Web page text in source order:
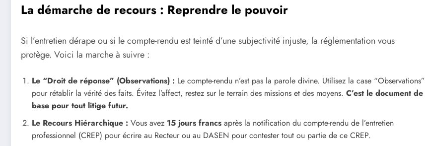
La démarche de recours : Reprendre le pouvoir
Si l’entretien dérape ou si le compte-rendu est teinté d’une subjectivité injuste, la réglementation vous
protège. Voici la marche à suivre :
Le “Droit de réponse” (Observations) : Le compte-rendu n’est pas la parole divine. Utilisez la case “Observations”
pour rétablir la vérité des faits. Évitez l’affect, restez sur le terrain des missions et des moyens. C’est le document de
base pour tout litige futur.
Le Recours Hiérarchique : Vous avez 15 jours francs après la notification du compte-rendu de l’entretien
professionnel (CREP) pour écrire au Recteur ou au DASEN pour contester tout ou partie de ce CREP.